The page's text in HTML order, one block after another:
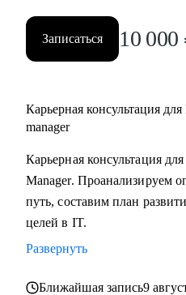
Записаться 10 000
Карьерная консультация
manager
Карьерная консультация
Manager. Проанализируем
путь, составим план
целей в IT.
Развернуть
Ближайшая запись9